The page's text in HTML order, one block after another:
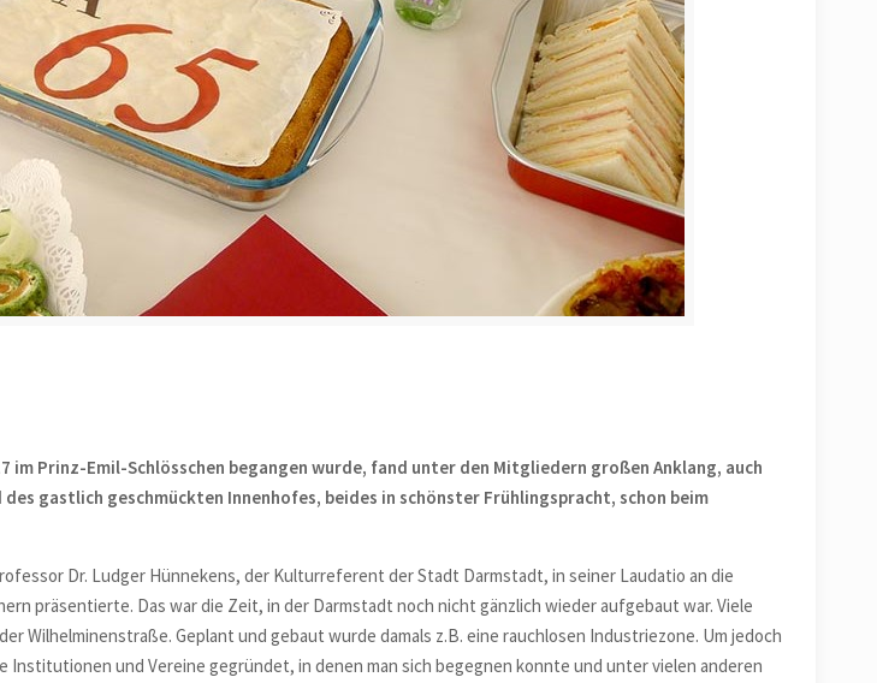
Prinz-Emil-Schlösschen begangen wurde, fand unter den Mitgliedern großen Anklang, auch
gastlich geschmückten Innenhofes, beides in schönster Frühlingspracht, schon beim
Dr. Ludger Hünnekens, der Kulturreferent der Stadt Darmstadt, in seiner Laudatio an die
präsentierte. Das war die Zeit, in der Darmstadt noch nicht gänzlich wieder aufgebaut war. Viele
Wilhelminenstraße. Geplant und gebaut wurde damals z.B. eine rauchlosen Industriezone. Um jedoch
und Vereine gegründet, in denen man sich begegnen konnte und unter vielen anderen